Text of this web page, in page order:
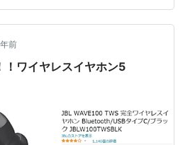
Anker Soundcore …
前
！ワイヤレスイヤホン5